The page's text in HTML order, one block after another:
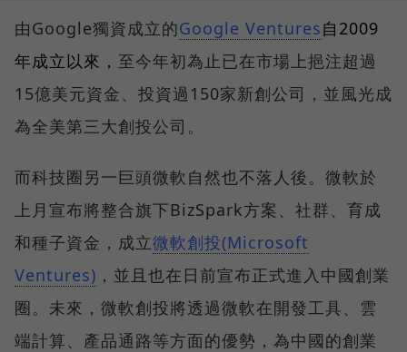
由Google獨資成立的Google Ventures自2009
年成立以來， 至今年初為止已在市場上挹注超過
15億美元資金、投資過150家新創公司，並風光成
為全美第三大創投公司。
而科技圈另一巨頭微軟自然也不落人後。微軟於
上月宣布將整合旗下BizSpark方案、社群、育成
和種子資金，成立微軟創投(Microsoft
Ventures) ，並且也在日前宣布正式進入中國創業
圈。未來，微軟創投將透過微軟在開發工具、雲
端計算、產品通路等方面的優勢，為中國的創業